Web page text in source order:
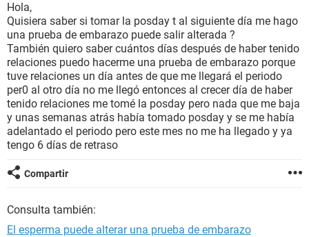
SEXUALIDAD
GLOSARIO
Hola,
Quisiera saber si tomar la posday t al siguiente día me hago
una prueba de embarazo puede salir alterada ?
También quiero saber cuántos días después de haber tenido
relaciones puedo hacerme una prueba de embarazo porque
tuve relaciones un día antes de que me llegará el periodo
per0 al otro día no me llegó entonces al crecer día de haber
tenido relaciones me tomé la posday pero nada que me baja
y unas semanas atrás había tomado posday y se me había
adelantado el periodo pero este mes no me ha llegado y ya
tengo 6 días de retraso
Compartir
Consulta también:
El esperma puede alterar una prueba de embarazo